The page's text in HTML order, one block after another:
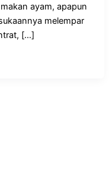
ayam, apapun
melempar
[…]